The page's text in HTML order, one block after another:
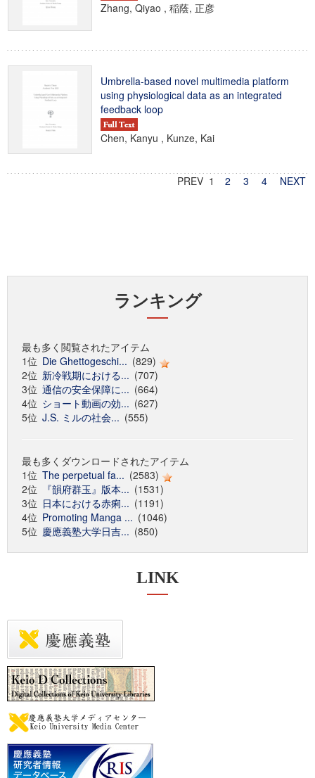
Zhang, Qiyao , 稲蔭, 正彦
Umbrella-based novel multimedia platform
using physiological data as an integrated
feedback loop
Chen, Kanyu , Kunze, Kai
PREV 1 2 3 4 NEXT
ランキング
最も多く閲覧されたアイテム
1位 Die Ghettogeschi... (829)
2位 新冷戦期における... (707)
3位 通信の安全保障に... (664)
4位 ショート動画の効... (627)
5位 J.S. ミルの社会... (555)
最も多くダウンロードされたアイテム
1位 The perpetual fa... (2583)
2位
『韻府群玉』版本... (1531)
3位 日本における赤痢... (1191)
4位 Promoting Manga ... (1046)
5位 慶應義塾大学日吉... (850)
LINK